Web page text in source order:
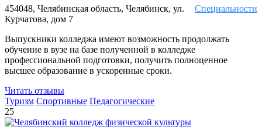
Специальности
454048, Челябинская область, Челябинск, ул.
Курчатова, дом 7
Выпускники колледжа имеют возможность продолжать
обучение в вузе на базе полученной в колледже
профессиональной подготовки, получить полноценное
высшее образование в ускоренные сроки.
Читать отзывы
Туризм Спортивные Педагогические
25